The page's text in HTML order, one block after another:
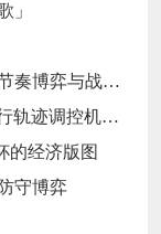
」
跨洲附加赛的气候变量：极端环境下的节奏博弈与战术自适应
“高海拔538米足球空气动力学特征与飞行轨迹调控机制——以2026世界杯BBVA球场为实证场景”
的经济版图
守博弈